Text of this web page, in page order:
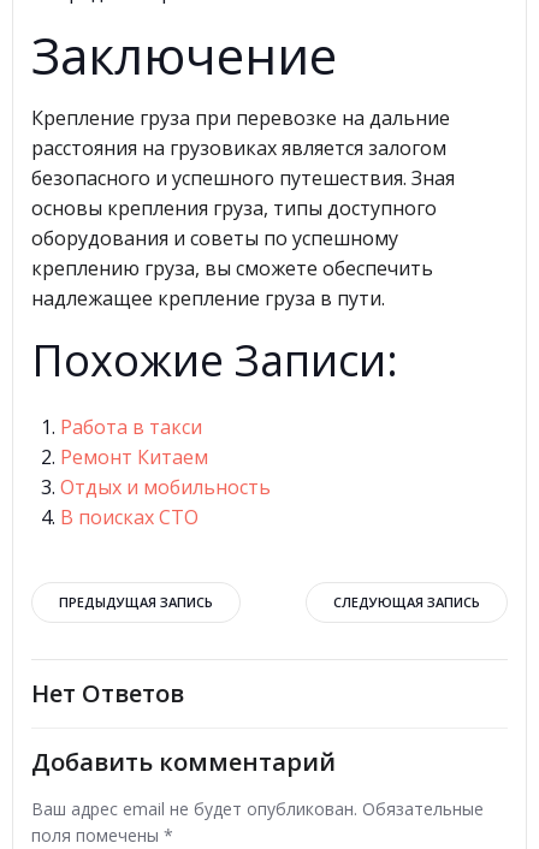
Заключение
Крепление груза при перевозке на дальние
расстояния на грузовиках является залогом
безопасного и успешного путешествия. Зная
основы крепления груза, типы доступного
оборудования и советы по успешному
креплению груза, вы сможете обеспечить
надлежащее крепление груза в пути.
Похожие Записи:
Работа в такси
Ремонт Китаем
Отдых и мобильность
В поисках СТО
Навигация
по
записям
ПРЕДЫДУЩАЯ ЗАПИСЬ
Навигация
по
СЛЕДУЮЩАЯ ЗАПИСЬ
Нет Ответов
Добавить комментарий
Ваш адрес email не будет опубликован. Обязательные
поля помечены *